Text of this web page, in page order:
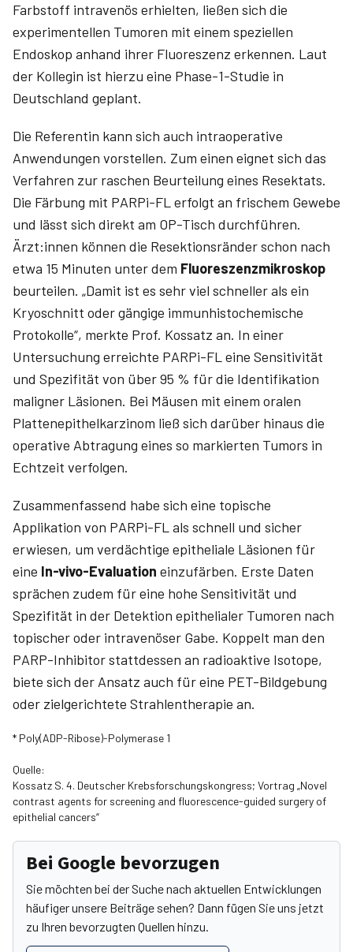
Farbstoff intravenös erhielten, ließen sich die
experimentellen Tumoren mit einem speziellen
Endoskop anhand ihrer Fluoreszenz erkennen. Laut
der Kollegin ist hierzu eine Phase-1-Studie in
Deutschland geplant.
Die Referentin kann sich auch intraoperative
Anwendungen vorstellen. Zum einen eignet sich das
Verfahren zur raschen Beurteilung eines Resektats.
Die Färbung mit PARPi-FL erfolgt an frischem Gewebe
und lässt sich direkt am OP-Tisch durchführen.
Ärzt:innen können die Resektionsränder schon nach
etwa 15 Minuten unter dem Fluoreszenzmikroskop
beurteilen. „Damit ist es sehr viel schneller als ein
Kryoschnitt oder gängige immunhistochemische
Protokolle“, merkte Prof. Kossatz an. In einer
Untersuchung erreichte PARPi-FL eine Sensitivität
und Spezifität von über 95 % für die Identifikation
maligner Läsionen. Bei Mäusen mit einem oralen
Plattenepithelkarzinom ließ sich darüber hinaus die
operative Abtragung eines so markierten Tumors in
Echtzeit verfolgen.
Zusammenfassend habe sich eine topische
Applikation von PARPi-FL als schnell und sicher
erwiesen, um verdächtige epitheliale Läsionen für
eine In-vivo-Evaluation einzufärben. Erste Daten
sprächen zudem für eine hohe Sensitivität und
Spezifität in der Detektion epithelialer Tumoren nach
topischer oder intravenöser Gabe. Koppelt man den
PARP-Inhibitor stattdessen an radioaktive Isotope,
biete sich der Ansatz auch für eine PET-Bildgebung
oder zielgerichtete Strahlentherapie an.
* Poly(ADP-Ribose)-Polymerase 1
Quelle:
Kossatz S. 4. Deutscher Krebsforschungskongress; Vortrag „Novel
contrast agents for screening and fluorescence-guided surgery of
epithelial cancers“
Bei Google bevorzugen
Sie möchten bei der Suche nach aktuellen Entwicklungen
häufiger unsere Beiträge sehen? Dann fügen Sie uns jetzt
zu Ihren bevorzugten Quellen hinzu.